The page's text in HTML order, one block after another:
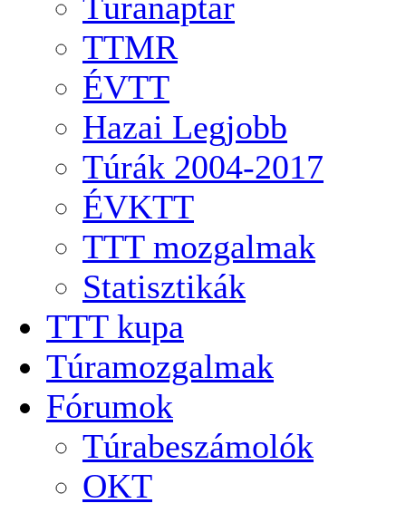
TTMR
ÉVTT
Hazai Legjobb
Túrák 2004-2017
ÉVKTT
TTT mozgalmak
Statisztikák
TTT kupa
Túramozgalmak
Fórumok
Túrabeszámolók
OKT